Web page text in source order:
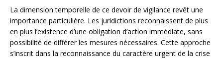
La dimension temporelle de ce devoir de vigilance revêt une
importance particulière. Les juridictions reconnaissent de plus
en plus l’existence d’une obligation d’action immédiate, sans
possibilité de différer les mesures nécessaires. Cette approche
s’inscrit dans la reconnaissance du caractère urgent de la crise